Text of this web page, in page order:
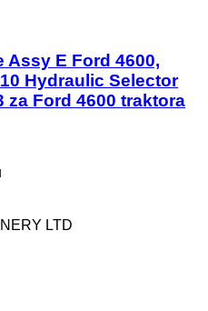
Assy E Ford 4600,
Hydraulic Selector
za Ford 4600 traktora
LTD